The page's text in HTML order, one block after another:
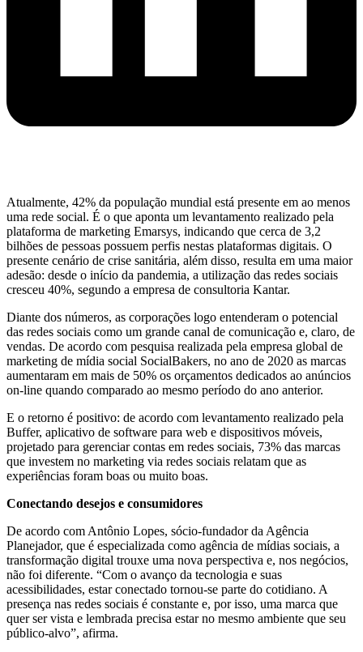
Atualmente, 42% da população mundial está presente em ao menos
uma rede social. É o que aponta um levantamento realizado pela
plataforma de marketing Emarsys, indicando que cerca de 3,2
bilhões de pessoas possuem perfis nestas plataformas digitais. O
presente cenário de crise sanitária, além disso, resulta em uma maior
adesão: desde o início da pandemia, a utilização das redes sociais
cresceu 40%, segundo a empresa de consultoria Kantar.
Diante dos números, as corporações logo entenderam o potencial
das redes sociais como um grande canal de comunicação e, claro, de
vendas. De acordo com pesquisa realizada pela empresa global de
marketing de mídia social SocialBakers, no ano de 2020 as marcas
aumentaram em mais de 50% os orçamentos dedicados ao anúncios
on-line quando comparado ao mesmo período do ano anterior.
E o retorno é positivo: de acordo com levantamento realizado pela
Buffer, aplicativo de software para web e dispositivos móveis,
projetado para gerenciar contas em redes sociais, 73% das marcas
que investem no marketing via redes sociais relatam que as
experiências foram boas ou muito boas.
Conectando desejos e consumidores
De acordo com Antônio Lopes, sócio-fundador da Agência
Planejador, que é especializada como agência de mídias sociais, a
transformação digital trouxe uma nova perspectiva e, nos negócios,
não foi diferente. “Com o avanço da tecnologia e suas
acessibilidades, estar conectado tornou-se parte do cotidiano. A
presença nas redes sociais é constante e, por isso, uma marca que
quer ser vista e lembrada precisa estar no mesmo ambiente que seu
público-alvo”, afirma.